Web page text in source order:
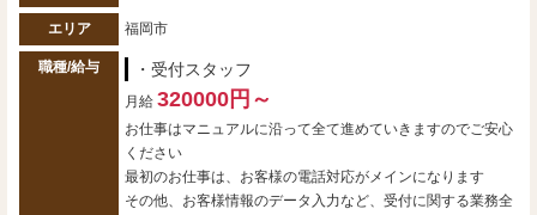
エリア 福岡市
職種/給与 ・受付スタッフ
月給 320000円～
お仕事はマニュアルに沿って全て進めていきますのでご安心
ください
最初のお仕事は、お客様の電話対応がメインになります
その他、お客様情報のデータ入力など、受付に関する業務全